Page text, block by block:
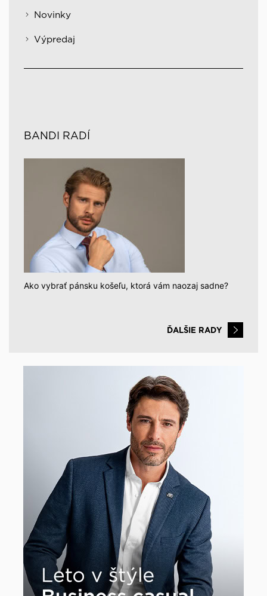
Novinky
Výpredaj
BANDI RADÍ
Ako vybrať pánsku košeľu, ktorá vám naozaj sadne?
ĎALŠIE RADY